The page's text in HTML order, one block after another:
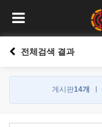
전체검색 결과
게시판14개